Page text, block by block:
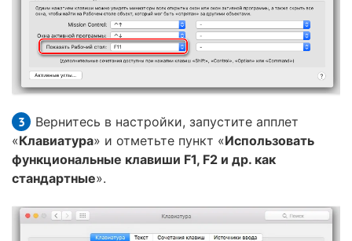
Вернитесь в настройки, запустите апплет
«Клавиатура» и отметьте пункт «Использовать
функциональные клавиши F1, F2 и др. как
стандартные».